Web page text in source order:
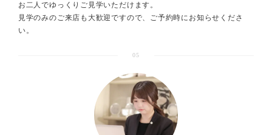
お二人でゆっくりご見学いただけます。
見学のみのご来店も大歓迎ですので、ご予約時にお知らせくださ
い。
05